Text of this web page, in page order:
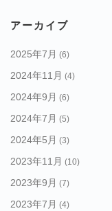
ー
アーカイブ
2025年7月 (6)
2024年11月 (4)
2024年9月 (6)
2024年7月 (5)
2024年5月 (3)
2023年11月 (10)
2023年9月 (7)
2023年7月 (4)